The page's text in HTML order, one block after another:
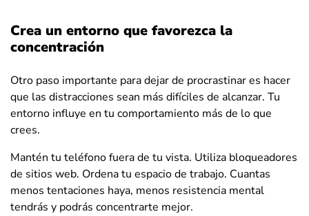
Crea un entorno que favorezca la
concentración
Otro paso importante para dejar de procrastinar es hacer
que las distracciones sean más difíciles de alcanzar. Tu
entorno influye en tu comportamiento más de lo que
crees.
Mantén tu teléfono fuera de tu vista. Utiliza bloqueadores
de sitios web. Ordena tu espacio de trabajo. Cuantas
menos tentaciones haya, menos resistencia mental
tendrás y podrás concentrarte mejor.